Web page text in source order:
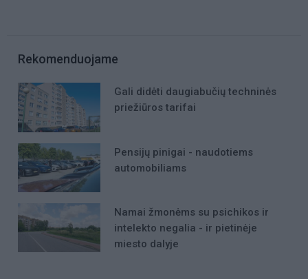
Rekomenduojame
Gali didėti daugiabučių techninės
priežiūros tarifai
Pensijų pinigai - naudotiems
automobiliams
Namai žmonėms su psichikos ir
intelekto negalia - ir pietinėje
miesto dalyje